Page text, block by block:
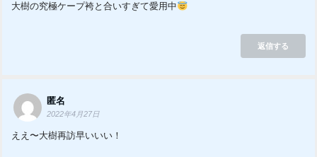
大樹の究極ケープ袴と合いすぎて愛用中
返信する
匿名
2022年4月27日
ええ〜大樹再訪早いいい！